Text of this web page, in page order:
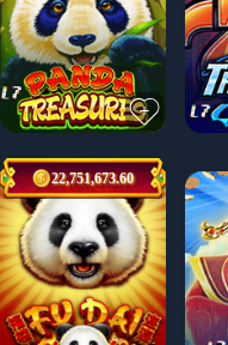
22,751,673.60